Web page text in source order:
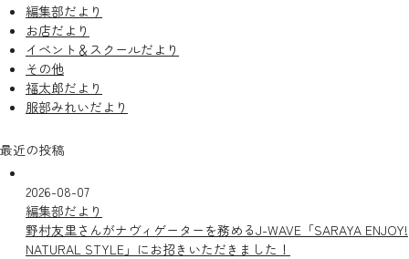
編集部だより
お店だより
イベント＆スクールだより
その他
福太郎だより
服部みれいだより
最近の投稿
2026-08-07
編集部だより
野村友里さんがナヴィゲーターを務めるJ-WAVE「SARAYA ENJOY!
NATURAL STYLE」にお招きいただきました！